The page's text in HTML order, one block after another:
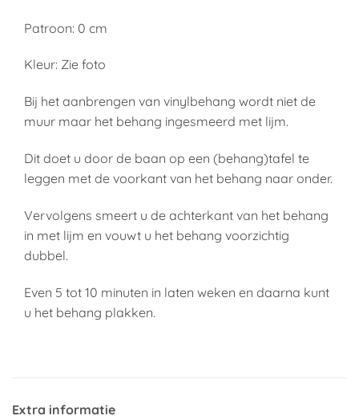
Patroon: 0 cm
Kleur: Zie foto
Bij het aanbrengen van vinylbehang wordt niet de
muur maar het behang ingesmeerd met lijm.
Dit doet u door de baan op een (behang)tafel te
leggen met de voorkant van het behang naar onder.
Vervolgens smeert u de achterkant van het behang
in met lijm en vouwt u het behang voorzichtig
dubbel.
Even 5 tot 10 minuten in laten weken en daarna kunt
u het behang plakken.
Extra informatie